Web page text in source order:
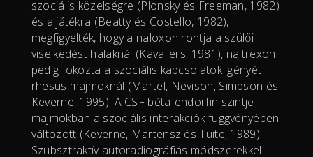
szociális közelségre (Plonsky és Freeman, 1982)
és a játékra (Beatty és Costello, 1982),
megfigyelték, hogy a naloxon rontja a szülői
viselkedést halaknál (Kavaliers, 1981), naltrexon
pedig fokozta a szociális kapcsolatok igényét
rhesus majmoknál (Martel, Nevison, Simpson és
Keverne, 1995). A CSF béta-endorfin szintje
majmokban a szociális interakciók függvényében
változott (Keverne, Martensz és Tuite, 1989).
Szubsztraktív autoradiográfiás módszerekkel